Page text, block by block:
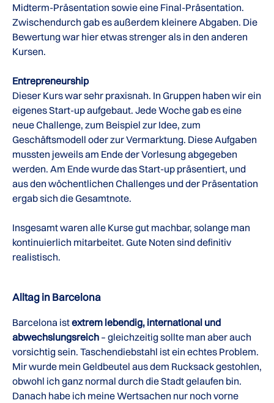
Midterm-Präsentation sowie eine Final-Präsentation.
Zwischendurch gab es außerdem kleinere Abgaben. Die
Bewertung war hier etwas strenger als in den anderen
Kursen.
Entrepreneurship
Dieser Kurs war sehr praxisnah. In Gruppen haben wir ein
eigenes Start-up aufgebaut. Jede Woche gab es eine
neue Challenge, zum Beispiel zur Idee, zum
Geschäftsmodell oder zur Vermarktung. Diese Aufgaben
mussten jeweils am Ende der Vorlesung abgegeben
werden. Am Ende wurde das Start-up präsentiert, und
aus den wöchentlichen Challenges und der Präsentation
ergab sich die Gesamtnote.
Insgesamt waren alle Kurse gut machbar, solange man
kontinuierlich mitarbeitet. Gute Noten sind definitiv
realistisch.
Alltag in Barcelona
Barcelona istextrem lebendig, international und
abwechslungsreich – gleichzeitig sollte man aber auch
vorsichtig sein. Taschendiebstahl ist ein echtes Problem.
Mir wurde mein Geldbeutel aus dem Rucksack gestohlen,
obwohl ich ganz normal durch die Stadt gelaufen bin.
Danach habe ich meine Wertsachen nur noch vorne